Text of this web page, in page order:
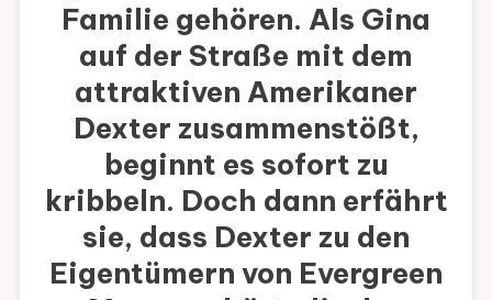
Familie gehören. Als Gina
auf der Straße mit dem
attraktiven Amerikaner
Dexter zusammenstößt,
beginnt es sofort zu
kribbeln. Doch dann erfährt
sie, dass Dexter zu den
Eigentümern von Evergreen